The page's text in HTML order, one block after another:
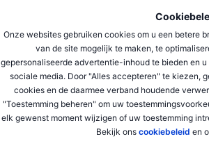
Onze websites gebruiken cookies om u een betere
van de site mogelijk te maken, te
gepersonaliseerde advertentie-inhoud te bieden en
sociale media. Door "Alles accepteren" te kiezen,
cookies en de daarmee verband houdende
"Toestemming beheren" om uw
elk gewenst moment wijzigen of uw toestemming
Bekijk ons cookiebeleid en